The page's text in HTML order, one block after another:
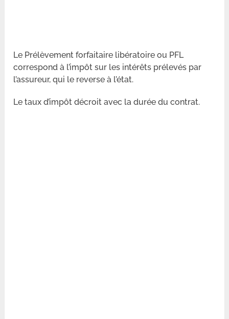
Le Prélèvement forfaitaire libératoire ou PFL
correspond à l’impôt sur les intérêts prélevés par
l’assureur, qui le reverse à l’état.
Le taux d’impôt décroit avec la durée du contrat.